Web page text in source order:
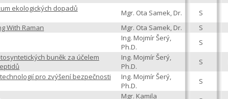
ekologických dopadů
Mgr. Ota Samek, Dr. S
With Raman Mgr. Ota Samek, Dr. S
Ing. Mojmír Šerý,
Ph.D.
S
buněk za účelem
Ing. Mojmír Šerý,
Ph.D.
S
pro zvýšení bezpečnosti
Ing. Mojmír Šerý,
Ph.D.
S
Mgr. Kamila